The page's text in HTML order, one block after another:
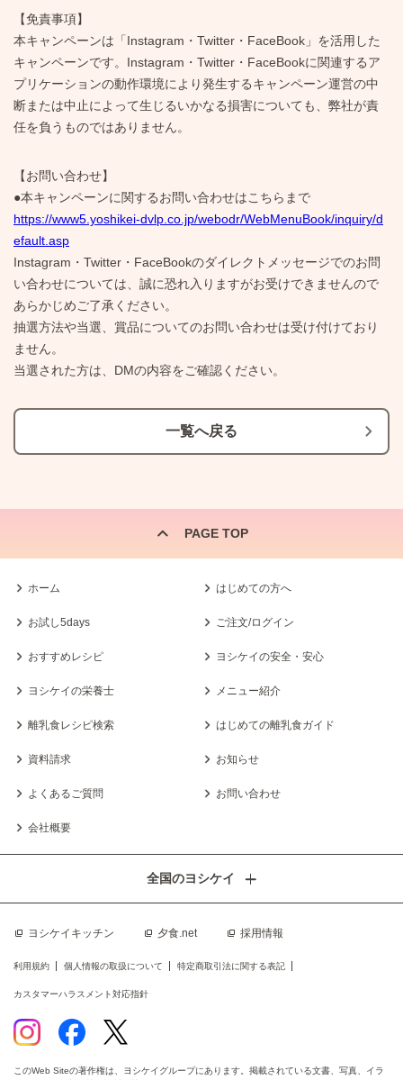
【免責事項】
本キャンペーンは「Instagram・Twitter・FaceBook」を活用した
キャンペーンです。Instagram・Twitter・FaceBookに関連するア
プリケーションの動作環境により発生するキャンペーン運営の中
断または中止によって生じるいかなる損害についても、弊社が責
任を負うものではありません。
【お問い合わせ】
●本キャンペーンに関するお問い合わせはこちらまで
https://www5.yoshikei-dvlp.co.jp/webodr/WebMenuBook/inquiry/d
efault.asp
Instagram・Twitter・FaceBookのダイレクトメッセージでのお問
い合わせについては、誠に恐れ入りますがお受けできませんので
あらかじめご了承ください。
抽選方法や当選、賞品についてのお問い合わせは受け付けており
ません。
当選された方は、DMの内容をご確認ください。
一覧へ戻る
PAGE TOP
ホーム はじめての方へ
お試し5days ご注文/ログイン
おすすめレシピ ヨシケイの安全・安心
ヨシケイの栄養士 メニュー紹介
離乳食レシピ検索 はじめての離乳食ガイド
資料請求 お知らせ
よくあるご質問 お問い合わせ
会社概要
ヨシケイキッチン 夕食.net 採用情報
全国のヨシケイ
利用規約 個人情報の取扱について 特定商取引法に関する表記
カスタマーハラスメント対応指針
このWeb Siteの著作権は、ヨシケイグループにあります。掲載されている文書、写真、イラ